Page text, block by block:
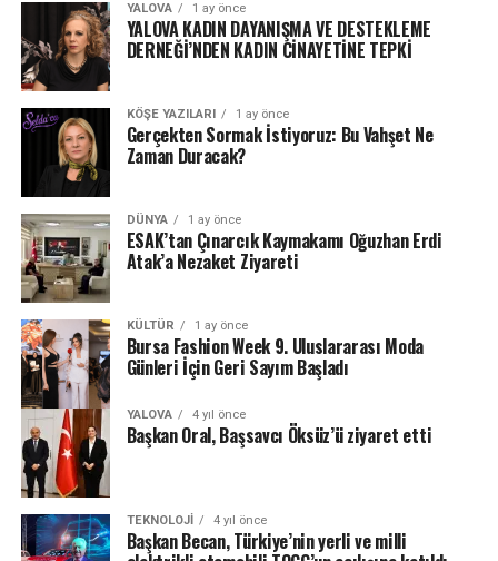
YALOVA 1 ay önce
YALOVA KADIN DAYANIŞMA VE DESTEKLEME
DERNEĞİ’NDEN KADIN CİNAYETİNE TEPKİ
KÖŞE YAZILARI 1 ay önce
Gerçekten Sormak İstiyoruz: Bu Vahşet Ne
Zaman Duracak?
DÜNYA 1 ay önce
ESAK’tan Çınarcık Kaymakamı Oğuzhan Erdi
Atak’a Nezaket Ziyareti
KÜLTÜR 1 ay önce
Bursa Fashion Week 9. Uluslararası Moda
Günleri İçin Geri Sayım Başladı
YALOVA 4 yıl önce
Başkan Oral, Başsavcı Öksüz’ü ziyaret etti
TEKNOLOJI 4 yıl önce
Başkan Becan, Türkiye’nin yerli ve milli